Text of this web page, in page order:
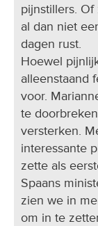
pijnstillers.
al dan niet
dagen rust.
Hoewel
alleenstaand
voor.
te
versterken.
interessante
zette als
Spaans
zien we in
om in te